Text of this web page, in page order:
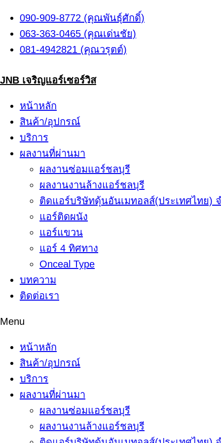
Skip
content
090-909-8772 (คุณพันธุ์ศักดิ์)
063-363-0465 (คุณเด่นชัย)
081-4942821 (คุณวรุตต์)
JNB เจริญแอร์เซอร์วิส
หน้าหลัก
สินค้า/อุปกรณ์
บริการ
ผลงานที่ผ่านมา
ผลงานซ่อมแอร์ชลบุรี
ผลงานงานล้างแอร์ชลบุรี
ติดแอร์บริษัทดุ้นอันเมทอลส์(ประเทศไทย)
แอร์ติดผนัง
แอร์แขวน
แอร์ 4 ทิศทาง
Onceal Type
บทความ
ติดต่อเรา
Menu
หน้าหลัก
สินค้า/อุปกรณ์
บริการ
ผลงานที่ผ่านมา
ผลงานซ่อมแอร์ชลบุรี
ผลงานงานล้างแอร์ชลบุรี